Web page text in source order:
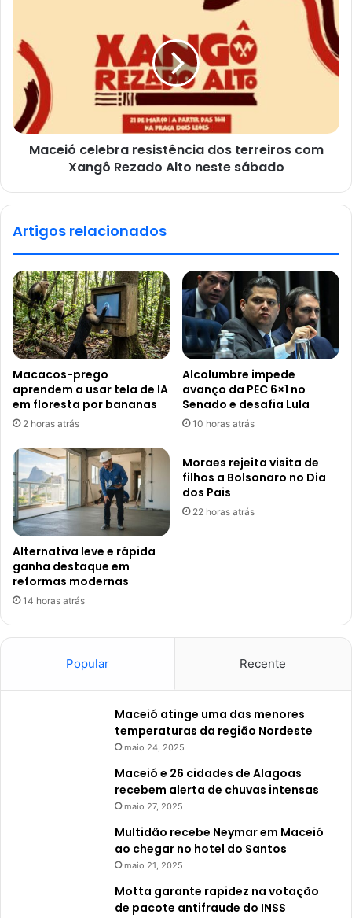
Maceió celebra resistência dos terreiros com
Xangô Rezado Alto neste sábado
Artigos relacionados
Macacos-prego
aprendem a usar tela de IA
em floresta por bananas
2 horas atrás
Alcolumbre impede
avanço da PEC 6×1 no
Senado e desafia Lula
10 horas atrás
Alternativa leve e rápida
ganha destaque em
reformas modernas
14 horas atrás
Moraes rejeita visita de
filhos a Bolsonaro no Dia
dos Pais
22 horas atrás
Popular Recente
Maceió atinge uma das menores
temperaturas da região Nordeste
maio 24, 2025
Maceió e 26 cidades de Alagoas
recebem alerta de chuvas intensas
maio 27, 2025
Multidão recebe Neymar em Maceió
ao chegar no hotel do Santos
maio 21, 2025
Motta garante rapidez na votação
de pacote antifraude do INSS